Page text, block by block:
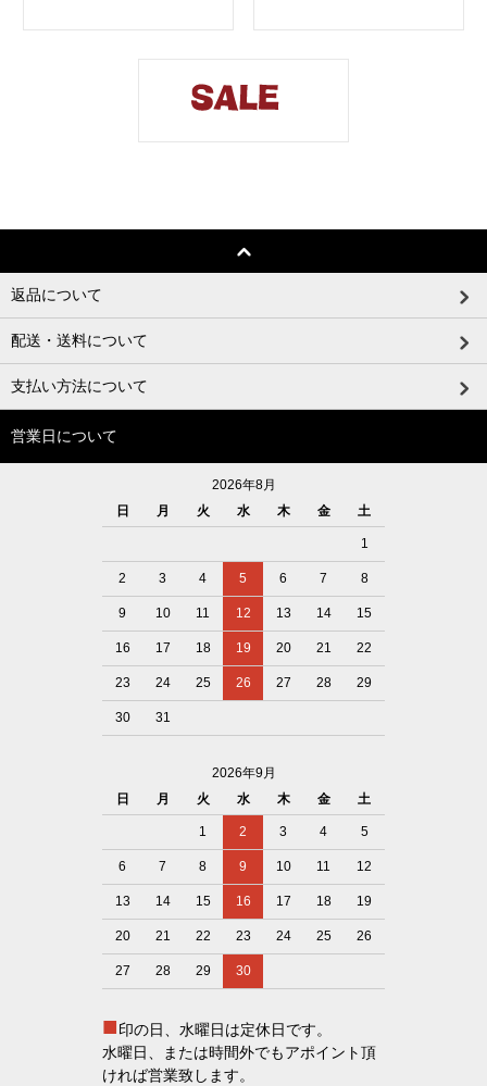
返品について
配送・送料について
支払い方法について
営業日について
2026年8月
日
月 火 水 木 金 土
1
2 3 4 5 6 7 8
9 10 11 12 13 14 15
16 17 18 19 20 21 22
23 24 25 26 27 28 29
30 31
2026年9月
日
月 火 水 木 金 土
1 2 3 4 5
6 7 8 9 10 11 12
13 14 15 16 17 18 19
20 21 22 23 24 25 26
27 28 29 30
■印の日、水曜日は定休日です。
水曜日、または時間外でもアポイント頂
ければ営業致します。